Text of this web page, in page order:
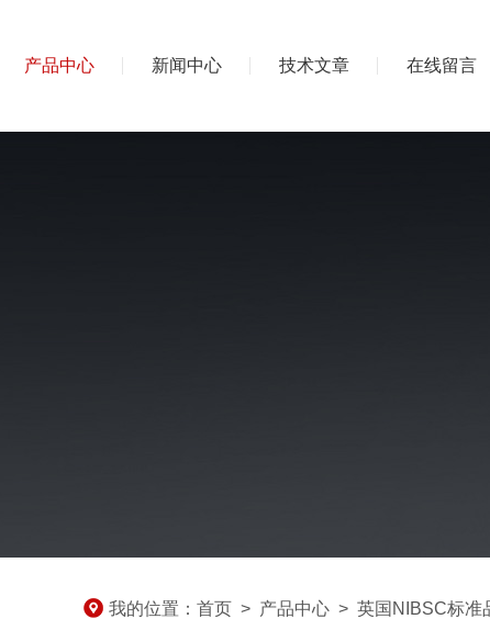
产品中心 新闻中心 技术文章 在线留言
我的位置： 首页 > 产品中心 > 英国NIBSC标准